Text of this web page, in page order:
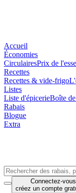
Accueil
Économies
CirculairesPrix de
Recettes
Recettes & vide-frigo
Listes
Liste d'épicerieBoîte
Rabais
Blogue
Extra
Connectez-vous
créez un compte